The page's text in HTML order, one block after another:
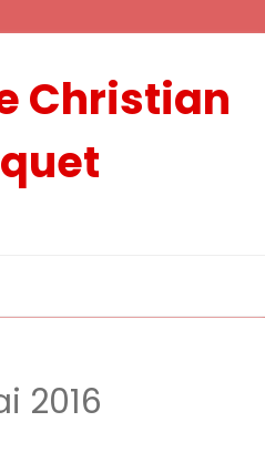
Christian
2016